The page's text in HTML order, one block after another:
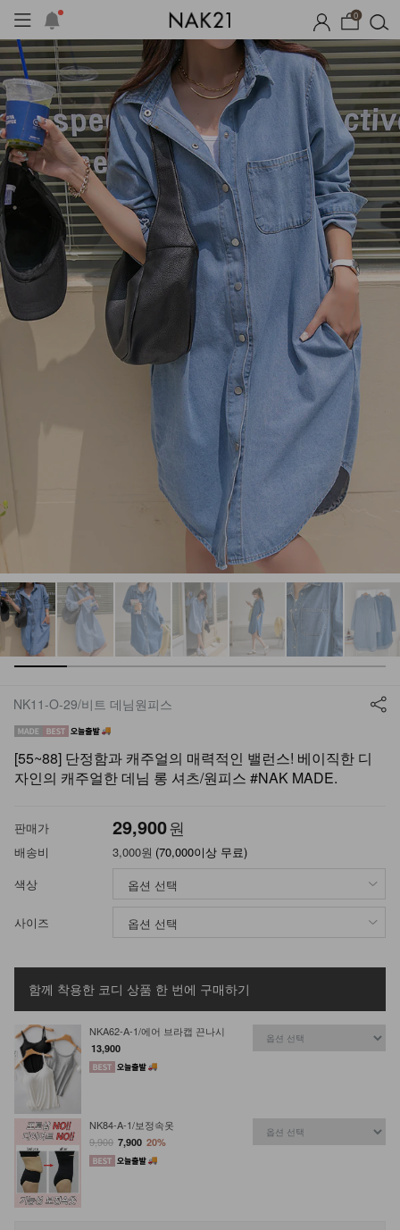
0
1+1 기획세트 자체제작 여름
NK11-O-29/비트 데님원피스
[55~88] 단정함과 캐주얼의 매력적인 밸런스! 베이직한 디
자인의 캐주얼한 데님 롱 셔츠/원피스 #NAK MADE.
판매가 29,900원
배송비 3,000원 (70,000이상 무료)
색상
사이즈
함께 착용한 코디 상품 한 번에 구매하기
NKA62-A-1/에어 브라캡 끈나시
13,900
NK84-A-1/보정속옷
9,900 7,900 20%